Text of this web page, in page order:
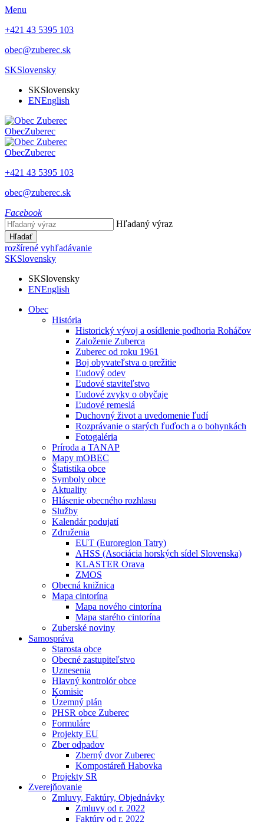
Menu
+421 43 5395 103
obec@zuberec.sk
SKSlovensky
SKSlovensky
ENEnglish
ObecZuberec
ObecZuberec
+421 43 5395 103
obec@zuberec.sk
Facebook
Hľadaný výraz
Hľadať
rozšírené vyhľadávanie
SKSlovensky
SKSlovensky
ENEnglish
Obec
História
Historický vývoj a osídlenie podhoria Roháčov
Založenie Zuberca
Zuberec od roku 1961
Boj obyvateľstva o prežitie
Ľudový odev
Ľudové staviteľstvo
Ľudové zvyky o obyčaje
Ľudové remeslá
Duchovný život a uvedomenie ľudí
Rozprávanie o starých ľuďoch a o bohynkách
Fotogaléria
Príroda a TANAP
Mapy mOBEC
Štatistika obce
Symboly obce
Aktuality
Hlásenie obecného rozhlasu
Služby
Kalendár podujatí
Združenia
EUT (Euroregion Tatry)
AHSS (Asociácia horských sídel Slovenska)
KLASTER Orava
ZMOS
Obecná knižnica
Mapa cintorína
Mapa nového cintorína
Mapa starého cintorína
Zuberské noviny
Samospráva
Starosta obce
Obecné zastupiteľstvo
Uznesenia
Hlavný kontrolór obce
Komisie
Územný plán
PHSR obce Zuberec
Formuláre
Projekty EU
Zber odpadov
Zberný dvor Zuberec
Kompostáreň Habovka
Projekty SR
Zverejňovanie
Zmluvy, Faktúry, Objednávky
Zmluvy od r. 2022
Faktúry od r. 2022